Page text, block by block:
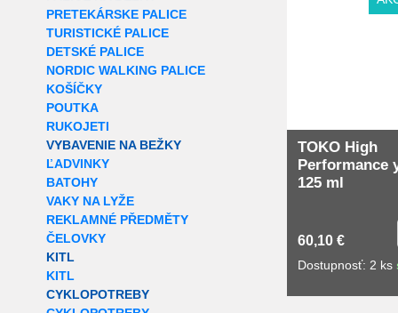
PRETEKÁRSKE PALICE
TURISTICKÉ PALICE
DETSKÉ PALICE
NORDIC WALKING PALICE
KOŠÍČKY
POUTKA
RUKOJETI
VYBAVENIE NA BEŽKY
ĽADVINKY
BATOHY
VAKY NA LYŽE
REKLAMNÉ PŘEDMĚTY
ČELOVKY
KITL
KITL
CYKLOPOTREBY
TOKO High
Performance
125 ml
60,10 €
Dostupnosť: 2 ks